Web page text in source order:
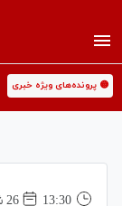
🟡 پرونده‌های ویژه خبری
13:30
26 شهريور 1404